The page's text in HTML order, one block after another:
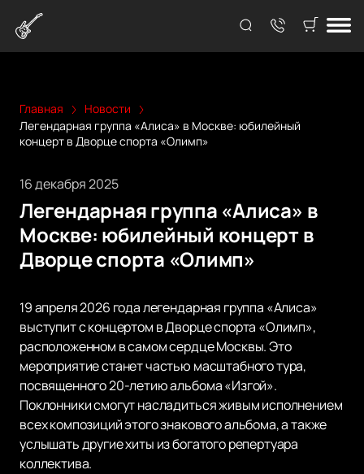
Главная
Новости
Легендарная группа «Алиса» в Москве: юбилейный
концерт в Дворце спорта «Олимп»
16 декабря 2025
Легендарная группа «Алиса» в
Москве: юбилейный концерт в
Дворце спорта «Олимп»
19 апреля 2026 года легендарная группа «Алиса»
выступит с концертом в Дворце спорта «Олимп»,
расположенном в самом сердце Москвы. Это
мероприятие станет частью масштабного тура,
посвященного 20-летию альбома «Изгой».
Поклонники смогут насладиться живым исполнением
всех композиций этого знакового альбома, а также
услышать другие хиты из богатого репертуара
коллектива.